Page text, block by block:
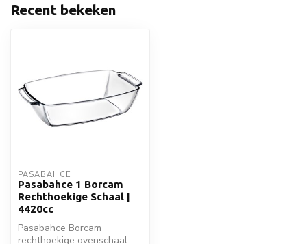
Recent bekeken
PASABAHCE
Pasabahce 1 Borcam
Rechthoekige Schaal |
4420cc
Pasabahce Borcam
rechthoekige ovenschaal